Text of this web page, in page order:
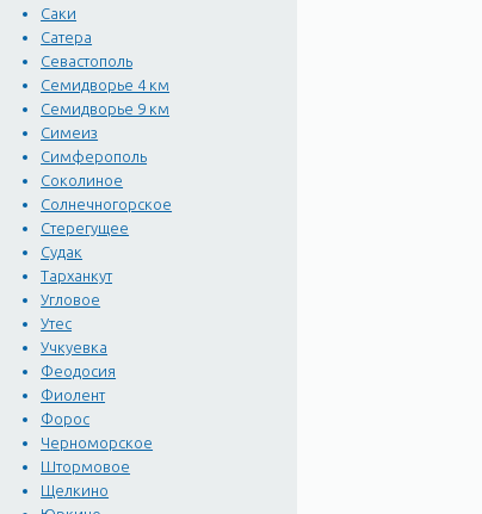
Саки
Сатера
Севастополь
Семидворье 4 км
Семидворье 9 км
Симеиз
Симферополь
Соколиное
Солнечногорское
Стерегущее
Судак
Тарханкут
Угловое
Утес
Учкуевка
Феодосия
Фиолент
Форос
Черноморское
Штормовое
Щелкино